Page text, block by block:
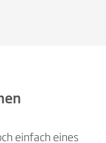
einfach eines